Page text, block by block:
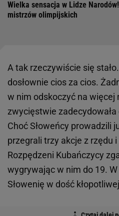
Wielka sensacja w Lidze
mistrzów olimpijskich
A tak rzeczywiście się
dosłownie cios za cios.
w nim odskoczyć na więcej
zwycięstwie
Choć Słoweńcy prowadzili
przegrali trzy akcje z rzędu i
Rozpędzeni Kubańczycy
wygrywając w nim do 19.
Słowenię w dość